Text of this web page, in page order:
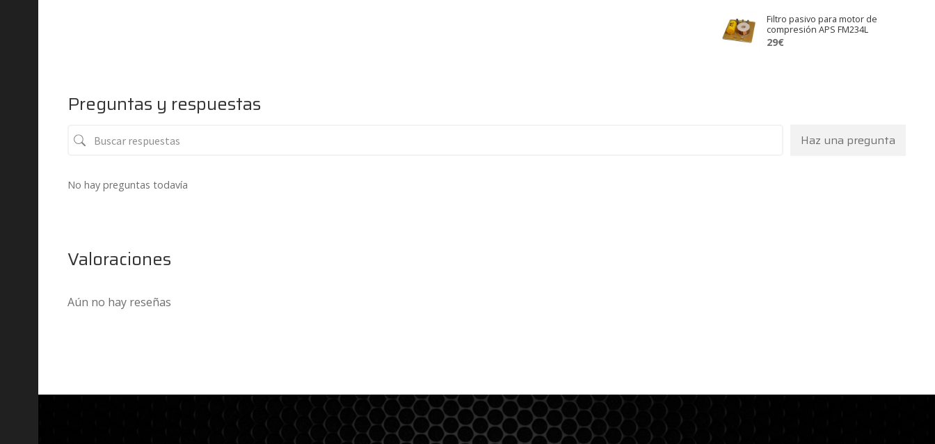
Filtro pasivo para motor de
compresión APS FM234L
29€
Preguntas y respuestas
Haz una pregunta
No hay preguntas todavía
Valoraciones
Aún no hay reseñas